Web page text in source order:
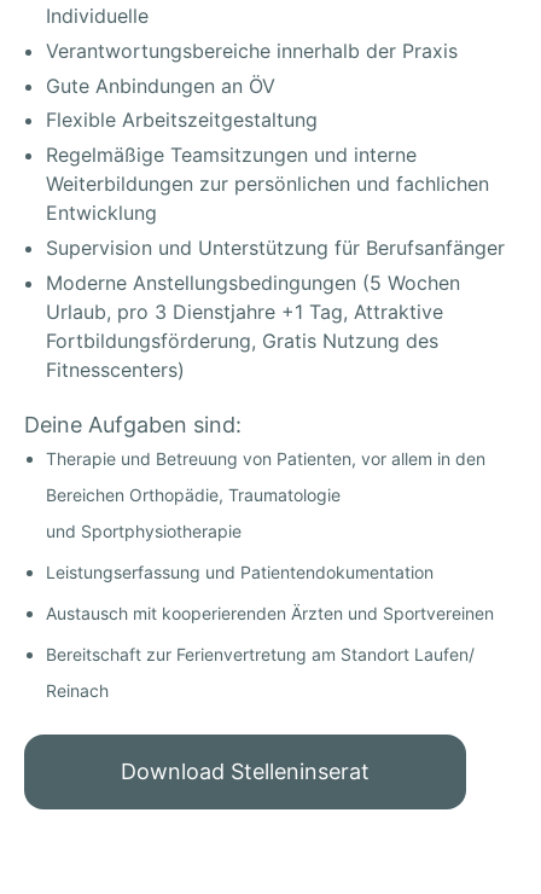
Individuelle
Verantwortungsbereiche innerhalb der Praxis
Gute Anbindungen an ÖV
Flexible Arbeitszeitgestaltung
Regelmäßige Teamsitzungen und interne
Weiterbildungen zur persönlichen und fachlichen
Entwicklung
Supervision und Unterstützung für Berufsanfänger
Moderne Anstellungsbedingungen (5 Wochen
Urlaub, pro 3 Dienstjahre +1 Tag, Attraktive
Fortbildungsförderung, Gratis Nutzung des
Fitnesscenters)
Deine Aufgaben sind:
Therapie und Betreuung von Patienten, vor allem in den
Bereichen Orthopädie, Traumatologie
und Sportphysiotherapie
Leistungserfassung und Patientendokumentation
Austausch mit kooperierenden Ärzten und Sportvereinen
Bereitschaft zur Ferienvertretung am Standort Laufen/
Reinach
Download Stelleninserat